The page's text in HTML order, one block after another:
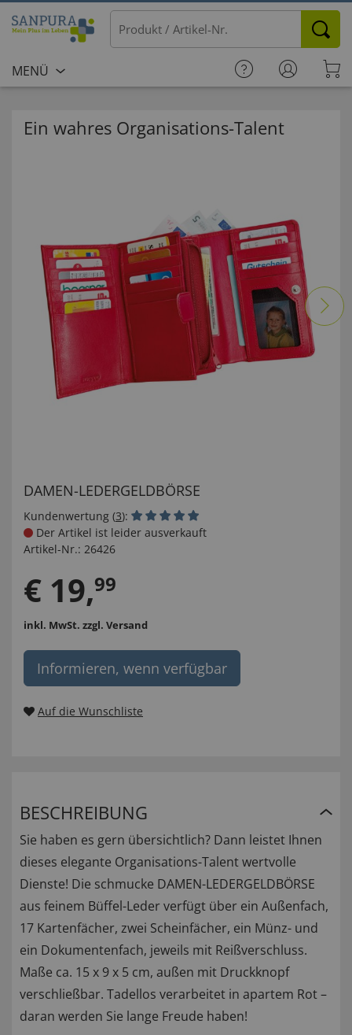
MENÜ
Ein wahres Organisations-Talent
DAMEN-LEDERGELDBÖRSE
Kundenwertung (3):
Der Artikel ist leider ausverkauft
Artikel-Nr.: 26426
€ 19,99
inkl. MwSt. zzgl. Versand
Informieren, wenn verfügbar
Auf die Wunschliste
BESCHREIBUNG
Sie haben es gern übersichtlich? Dann leistet Ihnen
dieses elegante Organisations-Talent wertvolle
Dienste! Die schmucke DAMEN-LEDERGELDBÖRSE
aus feinem Büffel-Leder verfügt über ein Außenfach,
17 Kartenfächer, zwei Scheinfächer, ein Münz- und
ein Dokumentenfach, jeweils mit Reißverschluss.
Maße ca. 15 x 9 x 5 cm, außen mit Druckknopf
verschließbar. Tadellos verarbeitet in apartem Rot –
daran werden Sie lange Freude haben!